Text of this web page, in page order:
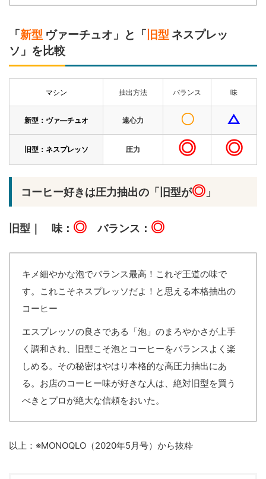
「新型 ヴァーチュオ」と「 旧型 ネスプレッ
ソ」を比較
マシン 抽出方法 バランス 味
新型：ヴァ―チュオ 遠心力 〇 △
旧型：ネスプレッソ 圧力 ◎ ◎
コーヒー好きは圧力抽出の「旧型が◎ 」
旧型｜ 味： ◎ バランス： ◎
キメ細やかな泡でバランス最高！これぞ王道の味で
す。これこそネスプレッソだよ！と思える本格抽出の
コーヒー
エスプレッソの良さである「泡」のまろやかさが上手
く調和され、旧型こそ泡とコーヒーをバランスよく楽
しめる。その秘密はやはり本格的な高圧力抽出にあ
る。お店のコーヒー味が好きな人は、絶対旧型を買う
べきとプロが絶大な信頼をおいた。
以上：※MONOQLO（2020年5月号）から抜粋